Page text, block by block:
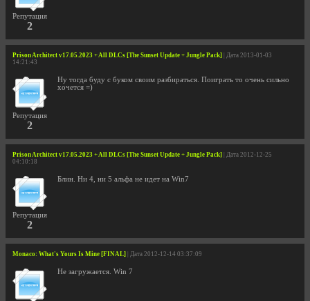
Репутация
2
Prison Architect v17.05.2023 + All DLCs [The Sunset Update + Jungle Pack] | Дата 2013-01-03
14:21:43
Репутация
2
Ну тогда буду с буком своим разбираться. Поиграть то очень сильно
хочется =)
Prison Architect v17.05.2023 + All DLCs [The Sunset Update + Jungle Pack] | Дата 2012-12-25
04:10:18
Репутация
2
Блин. Ни 4, ни 5 альфа не идет на Win7
Monaco: What's Yours Is Mine [FINAL] | Дата 2012-12-14 03:37:09
Не загружается. Win 7